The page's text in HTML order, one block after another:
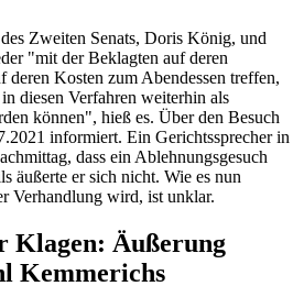
Zweiten Senats, Doris König, und
"mit der Beklagten auf deren
Kosten zum Abendessen treffen,
diesen Verfahren weiterhin als
können", hieß es. Über den Besuch
informiert. Ein Gerichtssprecher in
dass ein Ablehnungsgesuch
äußerte er sich nicht. Wie es nun
Verhandlung wird, ist unklar.
Klagen: Äußerung
Kemmerichs